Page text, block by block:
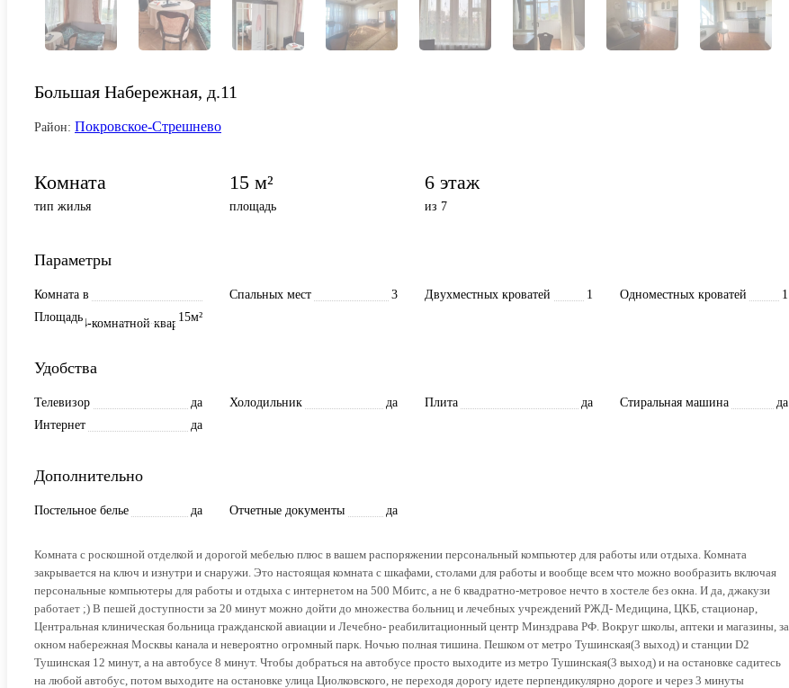
Большая Набережная, д.11
Район: Покровское-Стрешнево
Комната
тип жилья
15 м²
площадь
6 этаж
из 7
Параметры
Комната в
4-комнатной квартире
Спальных мест 3 Двухместных кроватей 1 Одноместных кроватей
1
Площадь
15м²
Удобства
Телевизор да Холодильник да Плита да Стиральная машина
да
Интернет
да
Дополнительно
Постельное белье да Отчетные документы да
Комната с роскошной отделкой и дорогой мебелью плюс в вашем распоряжении персональный компьютер для работы или отдыха. Комната
закрывается на ключ и изнутри и снаружи. Это настоящая комната с шкафами, столами для работы и вообще всем что можно вообразить включая
персональные компьютеры для работы и отдыха с интернетом на 500 Мбитс, а не 6 квадратно-метровое нечто в хостеле без окна. И да, джакузи
работает ;) В пешей доступности за 20 минут можно дойти до множества больниц и лечебных учреждений РЖД- Медицина, ЦКБ, стационар,
Центральная клиническая больница гражданской авиации и Лечебно- реабилитационный центр Минздрава РФ. Вокруг школы, аптеки и магазины, за
окном набережная Москвы канала и невероятно огромный парк. Ночью полная тишина. Пешком от метро Тушинская(3 выход) и станции D2
Тушинская 12 минут, а на автобусе 8 минут. Чтобы добраться на автобусе просто выходите из метро Тушинская(3 выход) и на остановке садитесь
на любой автобус, потом выходите на остановке улица Циолковского, не переходя дорогу идете перпендикулярно дороге и через 3 минуты